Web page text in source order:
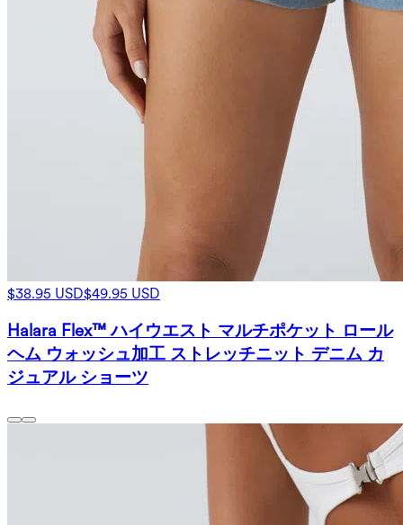
$38.95 USD$49.95 USD
Halara Flex™ ハイウエスト マルチポケット ロール
ヘム ウォッシュ加工 ストレッチニット デニム カ
ジュアル ショーツ